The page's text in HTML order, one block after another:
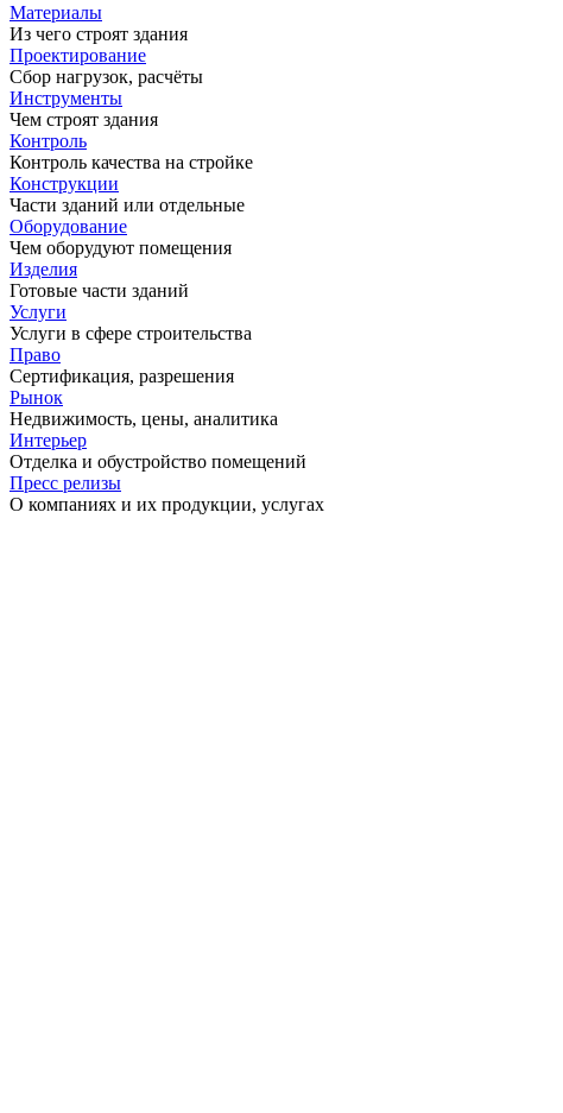
Материалы
Из чего строят здания
Проектирование
Сбор нагрузок, расчёты
Инструменты
Чем строят здания
Контроль
Контроль качества на стройке
Конструкции
Части зданий или отдельные
Оборудование
Чем оборудуют помещения
Изделия
Готовые части зданий
Услуги
Услуги в сфере строительства
Право
Сертификация, разрешения
Рынок
Недвижимость, цены, аналитика
Интерьер
Отделка и обустройство помещений
Пресс релизы
О компаниях и их продукции, услугах